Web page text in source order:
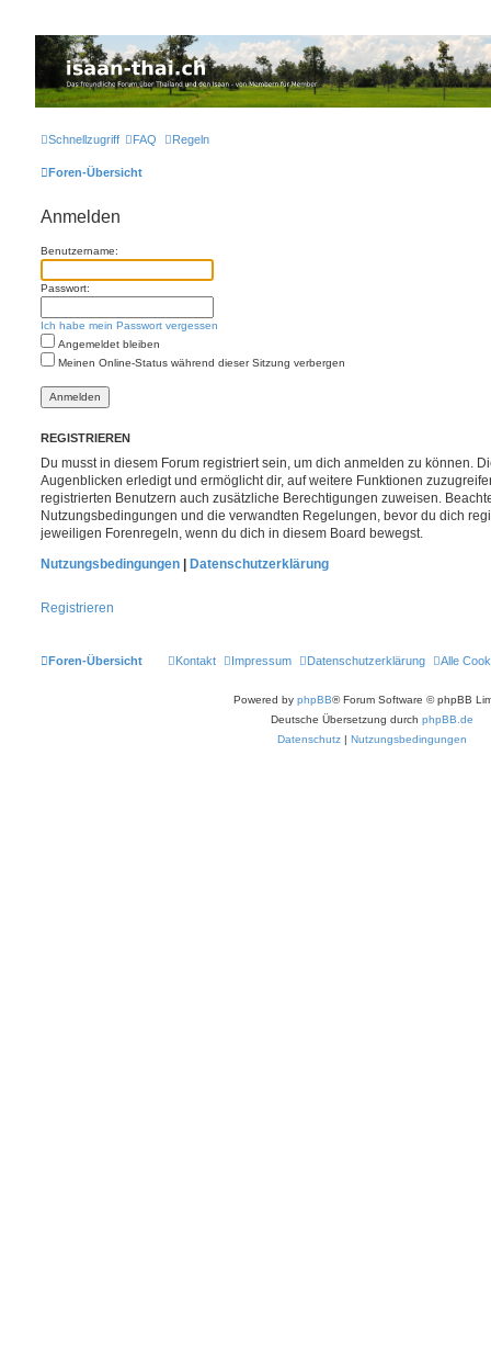
Thailand & Isaan Forum - isaan-thai.ch
Das freundliche Forum über Thailand und den Isaan - von Membern für Member
Schnellzugriff FAQ Regeln
Foren-Übersicht
Anmelden
Benutzername:
Passwort:
Ich habe mein Passwort vergessen
Angemeldet bleiben
Meinen Online-Status während dieser Sitzung verbergen
REGISTRIEREN
Du musst in diesem Forum registriert sein, um dich anmelden zu können.
Augenblicken erledigt und ermöglicht dir, auf weitere Funktionen
registrierten Benutzern auch zusätzliche Berechtigungen zuweisen.
Nutzungsbedingungen und die verwandten Regelungen, bevor du dich
jeweiligen Forenregeln, wenn du dich in diesem Board bewegst.
Nutzungsbedingungen
Datenschutzerklärung
Registrieren
Foren-Übersicht Alle
Datenschutzerklärung
Impressum
Kontakt
Powered by phpBB® Forum Software © phpBB
Deutsche Übersetzung durch phpBB.de
Datenschutz
Nutzungsbedingungen